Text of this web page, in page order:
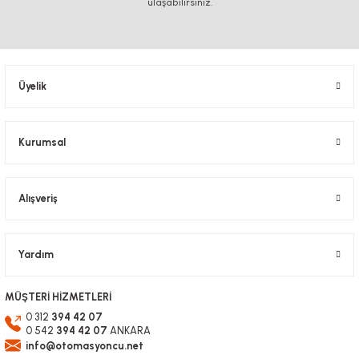
ulaşabilirsiniz.
Üyelik
Kurumsal
Alışveriş
Yardım
MÜŞTERİ HİZMETLERİ
0 312 394 42 07
0 542 394 42 07 ANKARA
info@otomasyoncu.net